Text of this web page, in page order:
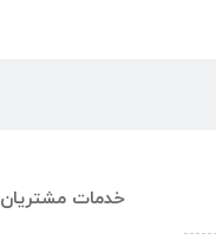
خدمات مشتریان